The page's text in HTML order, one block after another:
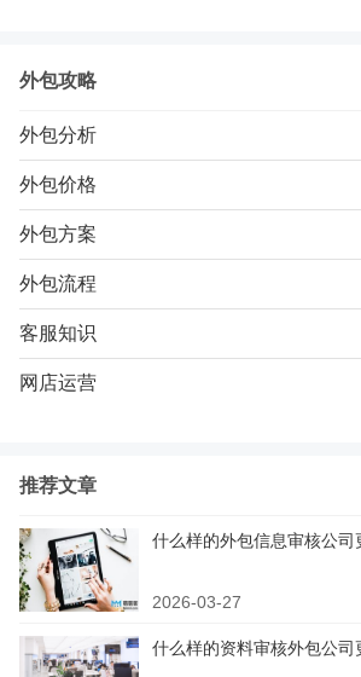
外包攻略
外包分析
外包价格
外包方案
外包流程
客服知识
网店运营
推荐文章
什么样的外包信息审核公司
2026-03-27
什么样的资料审核外包公司